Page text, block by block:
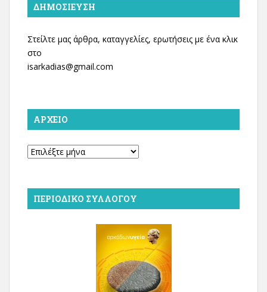
ΔΗΜΟΣΊΕΥΣΗ
Στείλτε μας άρθρα, καταγγελίες, ερωτήσεις με ένα κλικ
στο
isarkadias@gmail.com
ΑΡΧΕΊΟ
Αρχείο
ΠΕΡΙΟΔΙΚΌ ΣΥΛΛΌΓΟΥ